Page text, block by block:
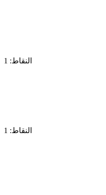
النقاط: 1
النقاط: 1